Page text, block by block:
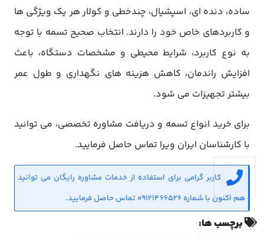
ساده، دنده ای، اسپشیال، چندخطی و کولار هر یک ویژگی ها
و کاربردهای خاص خود را دارند. انتخاب صحیح تسمه با توجه
به نوع کاربرد، شرایط محیطی و مشخصات دستگاه، باعث
افزایش راندمان، کاهش هزینه های نگهداری و طول عمر
بیشتر تجهیزات می شود.
برای خرید انواع تسمه و دریافت مشاوره تخصصی، می توانید
با کارشناسان ایران ویرا تماس حاصل فرمایید.
کاربر گرامی برای استفاده از خدمات مشاوره رایگان می توانید
هم اکنون با شماره 09121466526 تماس حاصل فرمایید.
برچسب ها: